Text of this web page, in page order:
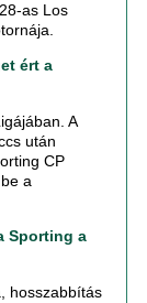
as Los
ért a
A
után
CP
a
Sporting a
hosszabbítás